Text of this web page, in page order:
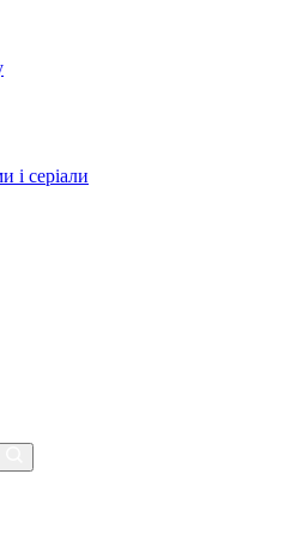
і серіали